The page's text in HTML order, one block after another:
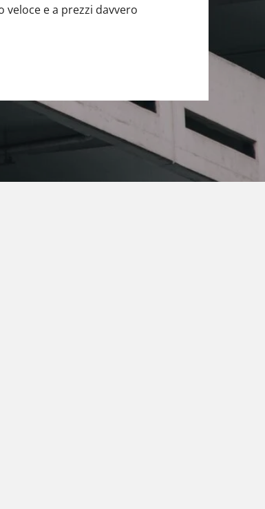
e a prezzi davvero